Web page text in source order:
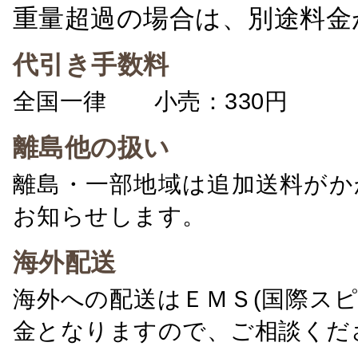
重量超過の場合は、別途料
代引き手数料
全国一律 小売：330円 卸
離島他の扱い
離島・一部地域は追加送料が
お知らせします。
海外配送
海外への配送はＥＭＳ(国際ス
金となりますので、ご相談くだ